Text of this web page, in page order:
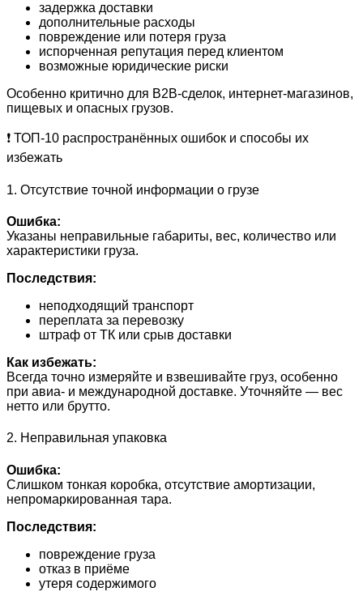
задержка доставки
дополнительные расходы
повреждение или потеря груза
испорченная репутация перед клиентом
возможные юридические риски
Особенно критично для B2B-сделок, интернет-магазинов,
пищевых и опасных грузов.
❗ ТОП‑10 распространённых ошибок и способы их
избежать
1. Отсутствие точной информации о грузе
Ошибка:
Указаны неправильные габариты, вес, количество или
характеристики груза.
Последствия:
неподходящий транспорт
переплата за перевозку
штраф от ТК или срыв доставки
Как избежать:
Всегда точно измеряйте и взвешивайте груз, особенно
при авиа- и международной доставке. Уточняйте — вес
нетто или брутто.
2. Неправильная упаковка
Ошибка:
Слишком тонкая коробка, отсутствие амортизации,
непромаркированная тара.
Последствия:
повреждение груза
отказ в приёме
утеря содержимого